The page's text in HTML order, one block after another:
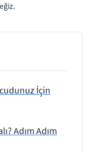
İçin
Adım Adım